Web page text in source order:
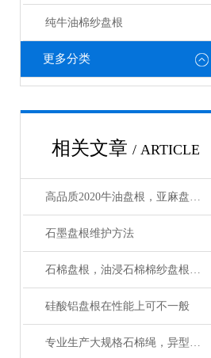
纯牛油棉纱盘根
更多分类
相关文章 / ARTICLE
高品质2020牛油盘根，亚麻盘根*
石墨盘根维护方法
石棉盘根，油浸石棉棉纱盘根使用温度多少
硅酸铝盘根在性能上可不一般
专业生产大规格石棉绳，异型规格石棉绳厂家